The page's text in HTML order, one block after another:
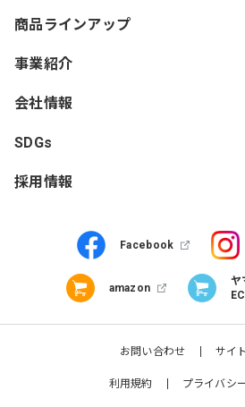
商品ラインアップ
事業紹介
会社情報
SDGs
採用情報
Facebook
amazon
ヤ
お問い合わせ サイ
利用規約 プライバシ